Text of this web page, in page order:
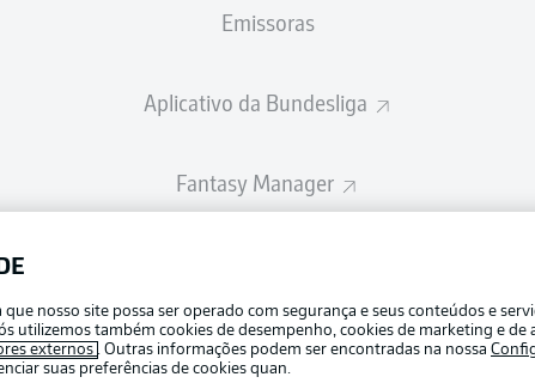
Emissoras
Aplicativo da Bundesliga
Fantasy Manager
APLICATIVO DA BUNDESLIGA
Gerir
Termos
nosso site possa ser operado com segurança e seus conteúdos e
utilizemos também cookies de desempenho, cookies de marketing e de
externos . Outras informações podem ser encontradas na nossa
suas preferências de cookies quan.